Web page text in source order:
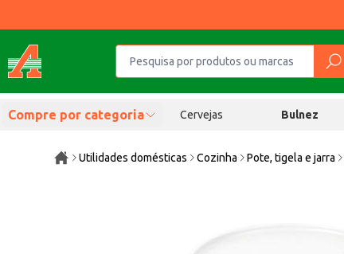
Compre por categoria Cervejas Bulnez
Utilidades domésticas Cozinha Pote, tigela e jarra